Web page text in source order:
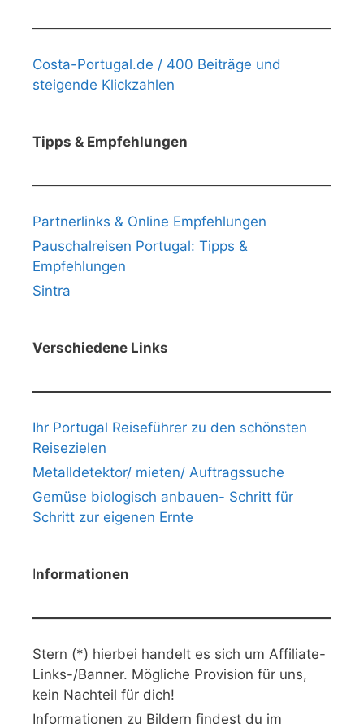
Costa-Portugal.de / 400 Beiträge und
steigende Klickzahlen
Tipps & Empfehlungen
Partnerlinks & Online Empfehlungen
Pauschalreisen Portugal: Tipps &
Empfehlungen
Sintra
Verschiedene Links
Ihr Portugal Reiseführer zu den schönsten
Reisezielen
Metalldetektor/ mieten/ Auftragssuche
Gemüse biologisch anbauen- Schritt für
Schritt zur eigenen Ernte
Informationen
Stern (*) hierbei handelt es sich um Affiliate-
Links-/Banner. Mögliche Provision für uns,
kein Nachteil für dich!
Informationen zu Bildern findest du im